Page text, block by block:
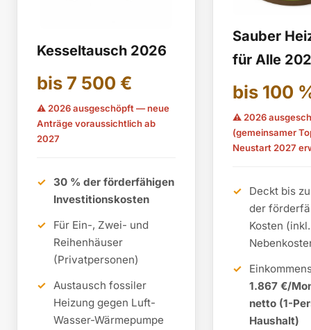
Kesseltausch 2026
bis 7 500 €
⚠ 2026 ausgeschöpft — neue
Anträge voraussichtlich ab
2027
30 % der förderfähigen
Investitionskosten
Für Ein-, Zwei- und
Reihenhäuser
(Privatpersonen)
Austausch fossiler
Heizung gegen Luft-
Wasser-Wärmepumpe
Sauber
für Alle
bis 100
⚠ 2026
(gemeinsamer
Neustart 2027
Deckt bis
der
Kosten (inkl.
1.867 €/
netto (1-
Haushalt)